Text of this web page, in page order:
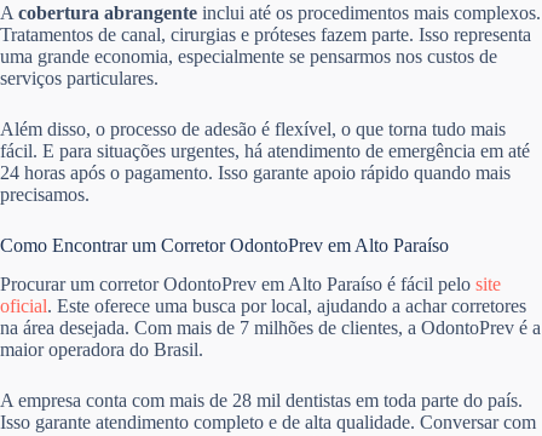
A cobertura abrangente inclui até os procedimentos mais complexos.
Tratamentos de canal, cirurgias e próteses fazem parte. Isso representa
uma grande economia, especialmente se pensarmos nos custos de
serviços particulares.
Além disso, o processo de adesão é flexível, o que torna tudo mais
fácil. E para situações urgentes, há atendimento de emergência em até
24 horas após o pagamento. Isso garante apoio rápido quando mais
precisamos.
Como Encontrar um Corretor OdontoPrev em Alto Paraíso
Procurar um corretor OdontoPrev em Alto Paraíso é fácil pelo site
oficial. Este oferece uma busca por local, ajudando a achar corretores
na área desejada. Com mais de 7 milhões de clientes, a OdontoPrev é a
maior operadora do Brasil.
A empresa conta com mais de 28 mil dentistas em toda parte do país.
Isso garante atendimento completo e de alta qualidade. Conversar com